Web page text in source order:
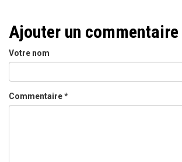
Ajouter un commentaire
Votre nom
Commentaire*